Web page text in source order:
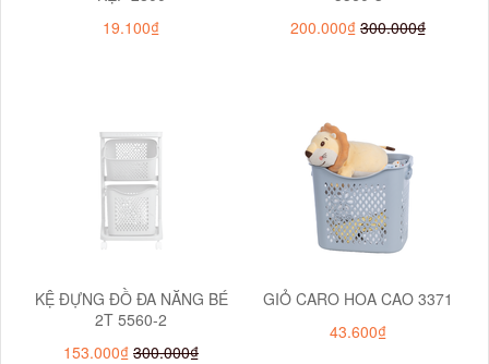
19.100₫
200.000₫ 300.000₫
KỆ ĐỰNG ĐỒ ĐA NĂNG BÉ
2T 5560-2
153.000₫ 300.000₫
GIỎ CARO HOA CAO 3371
43.600₫